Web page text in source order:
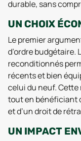
durable, sans
UN CHOIX
Le premier
d’ordre budgétaire.
reconditionnés
récents et bien
celui du neuf. Cette
tout en bénéficiant
et d’un droit de
UN IMPACT